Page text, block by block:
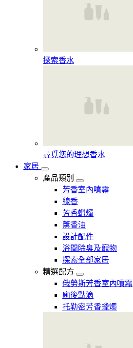
探索香水​
尋覓您的理想香水​
家居
產品類別
芳香室內噴霧
線香
芳香蠟燭
薰香油
設計配件
浴間除臭及寵物
探索全部家居
精選配方
俄勞斯芳香室內噴霧
廁後點滴
托勒密芳香蠟燭